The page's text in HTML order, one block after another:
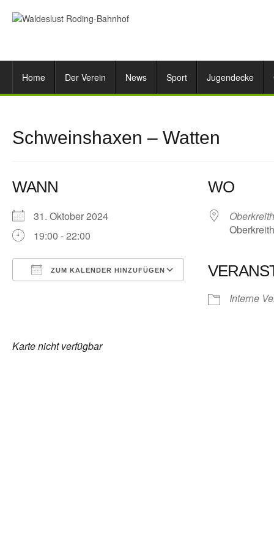
Home Der Verein News Sport Jugendecke
Schweinshaxen – Watten
WANN
31. Oktober 2024
19:00 - 22:00
ZUM KALENDER HINZUFÜGEN
Google Kalender
WO
Oberkreith
Interne
Karte nicht verfügbar